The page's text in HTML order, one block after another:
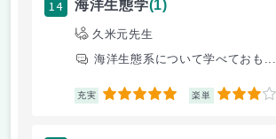
14 海洋生態学(1)
久米元先生
海洋生態系について学べておも...
充実 5 楽単 3